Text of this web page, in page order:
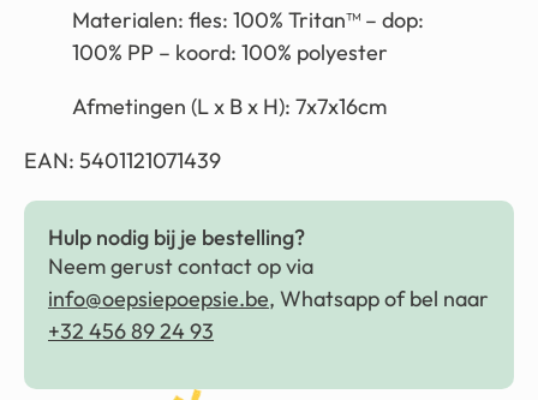
Materialen: fles: 100% Tritan™ – dop:
100% PP – koord: 100% polyester
Afmetingen (L x B x H): 7x7x16cm
EAN: 5401121071439
Hulp nodig bij je bestelling?
Neem gerust contact op via
info@oepsiepoepsie.be, Whatsapp of bel naar
+32 456 89 24 93